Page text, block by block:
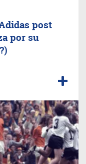
post
por su